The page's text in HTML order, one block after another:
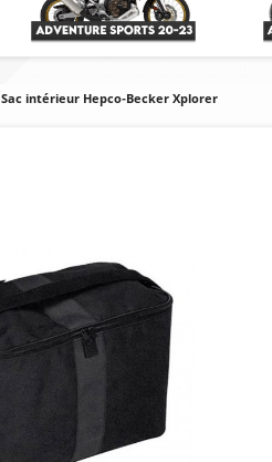
Sac intérieur Hepco-Becker Xplorer